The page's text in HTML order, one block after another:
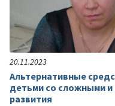
20.11.2023
Альтернативные
детьми со сложными
развития